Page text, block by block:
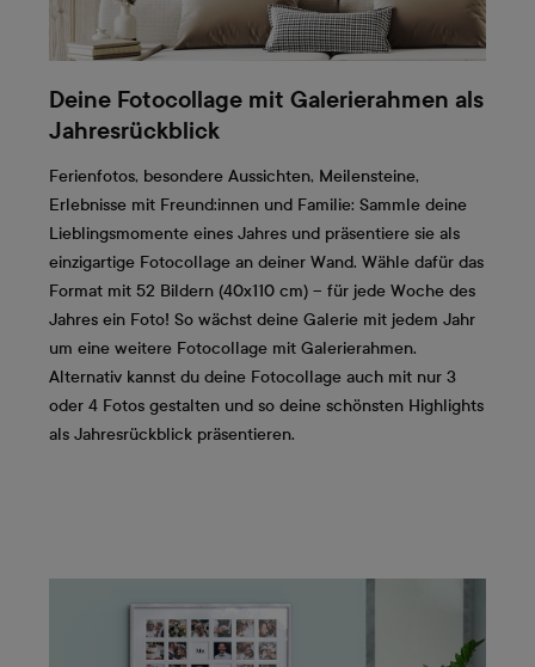
Deine Fotocollage mit Galerierahmen als
Jahresrückblick
Ferienfotos, besondere Aussichten, Meilensteine,
Erlebnisse mit Freund:innen und Familie: Sammle deine
Lieblingsmomente eines Jahres und präsentiere sie als
einzigartige Fotocollage an deiner Wand. Wähle dafür das
Format mit 52 Bildern (40x110 cm) – für jede Woche des
Jahres ein Foto! So wächst deine Galerie mit jedem Jahr
um eine weitere Fotocollage mit Galerierahmen.
Alternativ kannst du deine Fotocollage auch mit nur 3
oder 4 Fotos gestalten und so deine schönsten Highlights
als Jahresrückblick präsentieren.